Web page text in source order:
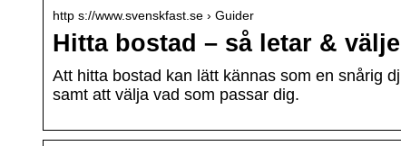
http s://www.svenskfast.se › Guider
Hitta bostad – så letar &
Att hitta bostad kan lätt kännas som en snårig
samt att välja vad som passar dig.